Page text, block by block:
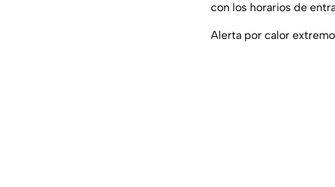
con los horarios de
Alerta por calor